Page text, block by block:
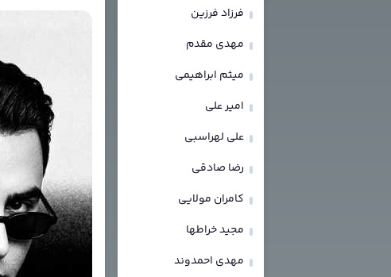
فرزاد فرزین
مهدی مقدم
میثم ابراهیمی
امیر علی
علی لهراسبی
رضا صادقی
کامران مولایی
مجید خراطها
مهدی احمدوند